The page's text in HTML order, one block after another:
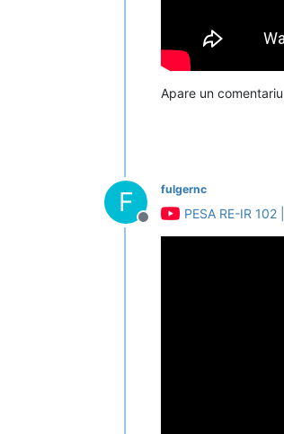
Apare un
F
Deconectat
fulgernc
PESA RE-IR